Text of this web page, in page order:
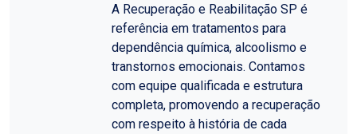
A Recuperação e Reabilitação SP é
referência em tratamentos para
dependência química, alcoolismo e
transtornos emocionais. Contamos
com equipe qualificada e estrutura
completa, promovendo a recuperação
com respeito à história de cada